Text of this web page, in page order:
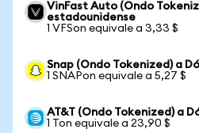
VinFast Auto (Ondo
estadounidense
1 VFSon equivale a 3,33 $
Snap (Ondo Tokenized) a
1 SNAPon equivale a 5,27 $
AT&T (Ondo Tokenized) a
1 Ton equivale a 23,90 $